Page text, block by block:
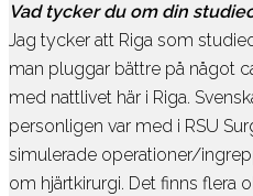
PREMED
På vår
du uppkopplad via
lärare och klass
Vad tycker du om din
Jag tycker att Riga som
man pluggar bättre på något
med nattlivet här i Riga.
personligen var med i RSU
simulerade operationer/
om hjärtkirurgi. Det finns flera